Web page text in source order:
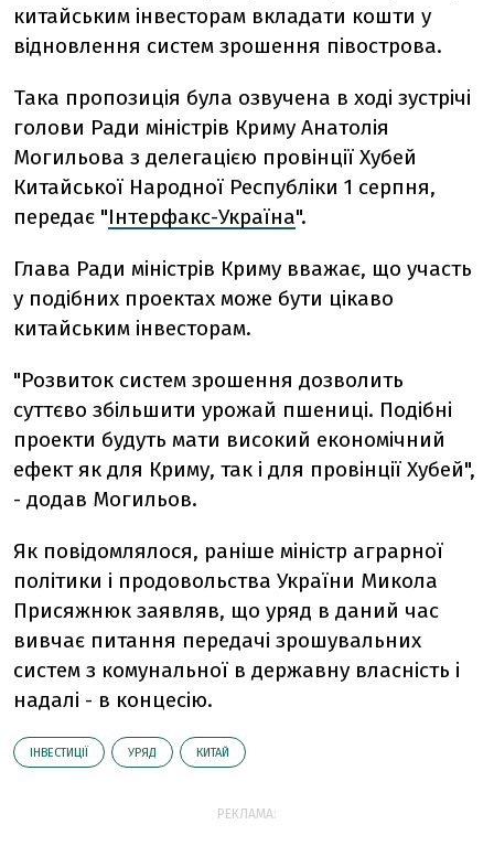
китайським інвесторам вкладати кошти у
відновлення систем зрошення півострова.
Така пропозиція була озвучена в ході зустрічі
голови Ради міністрів Криму Анатолія
Могильова з делегацією провінції Хубей
Китайської Народної Республіки 1 серпня,
передає "Інтерфакс-Україна".
Глава Ради міністрів Криму вважає, що участь
у подібних проектах може бути цікаво
китайським інвесторам.
"Розвиток систем зрошення дозволить
суттєво збільшити урожай пшениці. Подібні
проекти будуть мати високий економічний
ефект як для Криму, так і для провінції Хубей",
- додав Могильов.
Як повідомлялося, раніше міністр аграрної
політики і продовольства України Микола
Присяжнюк заявляв, що уряд в даний час
вивчає питання передачі зрошувальних
систем з комунальної в державну власність і
надалі - в концесію.
ІНВЕСТИЦІЇ УРЯД КИТАЙ
РЕКЛАМА: